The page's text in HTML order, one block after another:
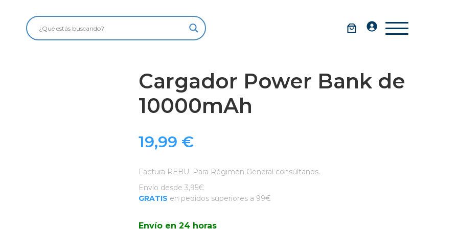
Cargador Power Bank de
10000mAh
19,99 €
Factura REBU. Para Régimen General consúltanos.
Envío desde 3,95€
GRATIS en pedidos superiores a 99€
Envío en 24 horas